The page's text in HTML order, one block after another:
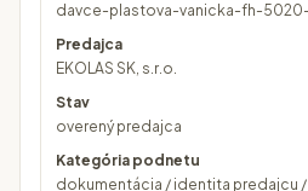
davce-plastova-vanicka-fh-
Predajca
EKOLAS SK, s.r.o.
Stav
overený predajca
Kategória podnetu
dokumentácia / identita predajcu